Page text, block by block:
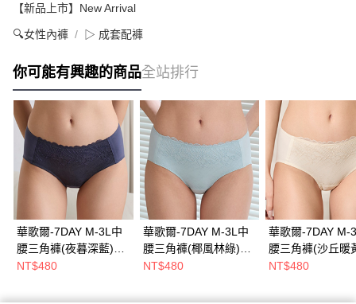
【新品上市】New Arrival
🔍女性內褲 ▷ 成套配褲
你可能有興趣的商品全站排行
華歌爾-7DAY M-3L中
腰三角褲(夜暮深藍)
NS2342NM
NT$480
華歌爾-7DAY M-3L中
腰三角褲(椰風林綠)
NS2342HB
NT$480
華歌爾-7DAY M-
腰三角褲(沙丘暖
NS2342Y9
NT$480